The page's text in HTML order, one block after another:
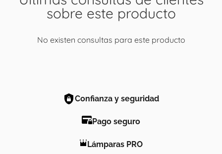
sobre este producto
No existen consultas para este producto
Confianza y seguridad
Pago seguro
Lámparas PRO